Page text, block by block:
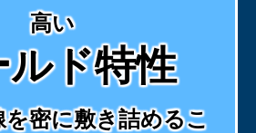
高い
ルド特性
を密に敷き詰めるこ